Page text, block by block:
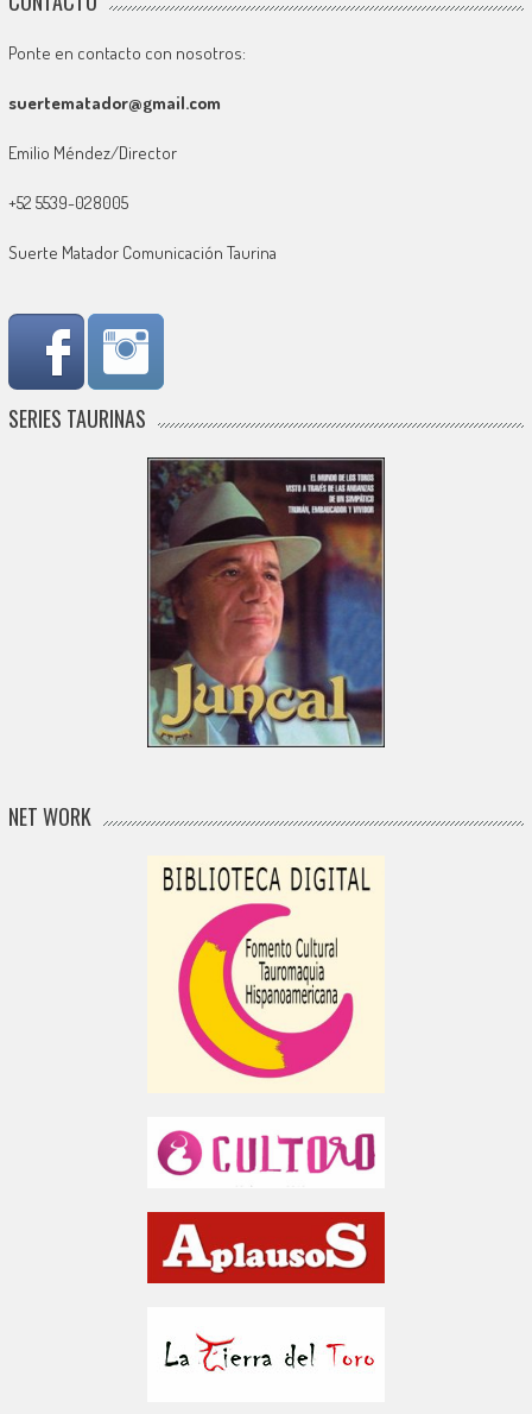
Ponte en contacto con nosotros:
suertematador@gmail.com
Emilio Méndez/Director
+52 5539-028005
Suerte Matador Comunicación Taurina
SERIES TAURINAS
NET WORK